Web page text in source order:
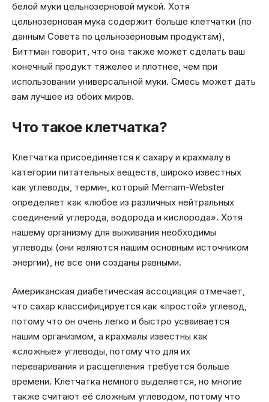
белой муки цельнозерновой мукой. Хотя
цельнозерновая мука содержит больше клетчатки (по
данным Совета по цельнозерновым продуктам),
Биттман говорит, что она также может сделать ваш
конечный продукт тяжелее и плотнее, чем при
использовании универсальной муки. Смесь может дать
вам лучшее из обоих миров.
Что такое клетчатка?
Клетчатка присоединяется к сахару и крахмалу в
категории питательных веществ, широко известных
как углеводы, термин, который Merriam-Webster
определяет как «любое из различных нейтральных
соединений углерода, водорода и кислорода». Хотя
нашему организму для выживания необходимы
углеводы (они являются нашим основным источником
энергии), не все они созданы равными.
Американская диабетическая ассоциация отмечает,
что сахар классифицируется как «простой» углевод,
потому что он очень легко и быстро усваивается
нашим организмом, а крахмалы известны как
«сложные» углеводы, потому что для их
переваривания и расщепления требуется больше
времени. Клетчатка немного выделяется, но многие
также считают её сложным углеводом, потому что